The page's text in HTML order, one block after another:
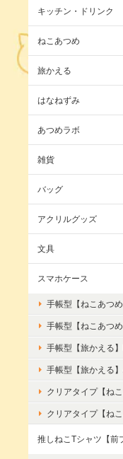
キッチン・ドリンク
ねこあつめ
旅かえる
はなねずみ
あつめラボ
雑貨
バッグ
アクリルグッズ
文具
スマホケース
手帳型【ねこあつ
手帳型【ねこあつ
手帳型【旅かえる
手帳型【旅かえる
クリアタイプ【ね
クリアタイプ【ね
推しねこTシャツ【前